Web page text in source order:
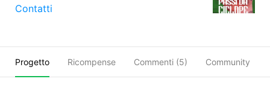
Contatti
Progetto Ricompense Commenti (5) Community